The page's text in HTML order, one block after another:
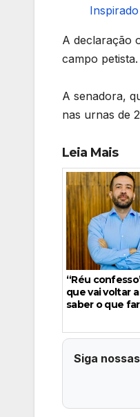
A declaração
campo petista.
A senadora,
nas urnas de
Leia Mais
“Réu
que vai voltar
saber o que
Siga